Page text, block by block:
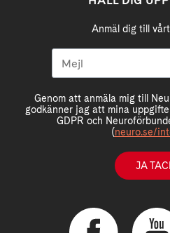
Anmäl dig till
Genom att anmäla mig till
godkänner jag att mina
GDPR och
(neuro.se/
JA